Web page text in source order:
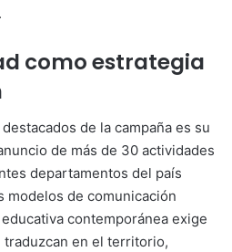
como estrategia
de la campaña es su
de más de 30 actividades
departamentos del país
modelos de comunicación
contemporánea exige
en el territorio,